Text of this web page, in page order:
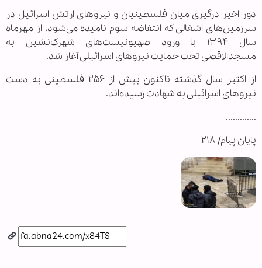
دور اخیر درگیری میان فلسطینیان و نیروهای ارتش اسرائیل در
سرزمین‌های اشغالی که انتفاضه سوم نامیده می‌شود، از مهرماه
سال ۱۳۹۴ با ورود صهیونیست‌های شهرک‌نشین به
مسجدالاقصی تحت حمایت نیروهای اسرائیلی آغاز شد.
از اکتبر سال گذشته تاکنون بیش از ۲۵۶ فلسطینی به دست
نیروهای اسرائیلی به شهادت رسیده‌اند.
.............
پایان پیام/ ۲۱۸